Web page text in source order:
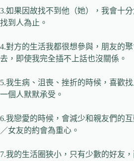
3.如果因故找不到他（她），我會十
找到人為止。
4.對方的生活我都很想參與，朋友的
去，即使我完全插不上話也沒關係。
5.我生病、沮喪、挫折的時候，喜歡
一個人默默承受。
6.我戀愛的時候，會減少和親友們的
／女友的約會為重心。
7.我的生活圈狹小，只有少數的好友